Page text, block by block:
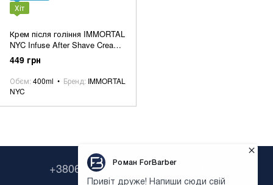
Хіт
Крем після гоління IMMORTAL
NYC Infuse After Shave Cream
Cologne Deep Dark 400ml
449 грн
Обєм 400ml Бренд IMMORTAL
NYC
+380638322646 +380673954135